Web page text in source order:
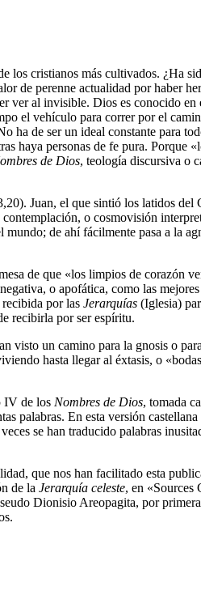
cristianos más cultivados. ¿Ha
de perenne actualidad por haber
ver al invisible. Dios es conocido
el vehículo para correr por el
ha de ser un ideal constante para
haya personas de fe pura.
de Dios, teología discursiva o
Juan, el que sintió los latidos del
o cosmovisión
de ahí fácilmente pasa a la
de que «los limpios de corazón
o apofática, como las
por las Jerarquías (Iglesia)
recibirla por ser espíritu.
visto un camino para la gnosis o
hasta llegar al éxtasis, o
IV de los Nombres de Dios, tomada
palabras. En esta versión
se han traducido palabras
que nos han facilitado esta
de la Jerarquía celeste, en «Sources
Dionisio Areopagita, por